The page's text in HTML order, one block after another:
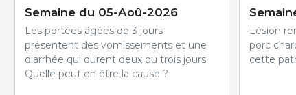
Semaine du 05-Aoû-2026
Les portées âgées de 3 jours
présentent des vomissements et une
diarrhée qui durent deux ou trois jours.
Quelle peut en être la cause ?
Lésion
porc
cette